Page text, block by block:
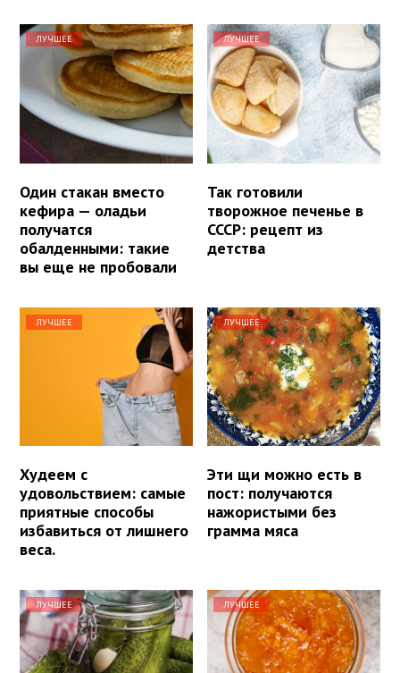
ЛУЧШЕЕ
Один стакан вместо
кефира — оладьи
получатся
обалденными: такие
вы еще не пробовали
ЛУЧШЕЕ
Так готовили
творожное печенье в
СССР: рецепт из
детства
ЛУЧШЕЕ
Худеем с
удовольствием: самые
приятные способы
избавиться от лишнего
веса.
ЛУЧШЕЕ
Эти щи можно есть в
пост: получаются
нажористыми без
грамма мяса
ЛУЧШЕЕ ЛУЧШЕЕ